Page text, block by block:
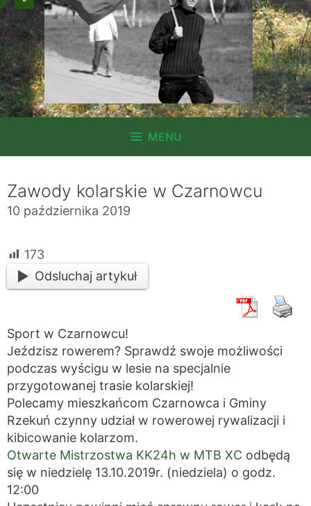
MENU
Zawody kolarskie w Czarnowcu
10 października 2019
173
Odsluchaj artykuł
Sport w Czarnowcu!
Jeździsz rowerem? Sprawdź swoje możliwości
podczas wyścigu w lesie na specjalnie
przygotowanej trasie kolarskiej!
Polecamy mieszkańcom Czarnowca i Gminy
Rzekuń czynny udział w rowerowej rywalizacji i
kibicowanie kolarzom.
Otwarte Mistrzostwa KK24h w MTB XC odbędą
się w niedzielę 13.10.2019r. (niedziela) o godz.
12:00